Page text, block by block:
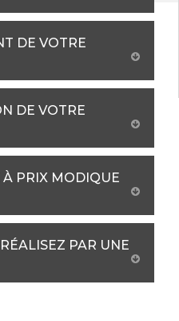
DE VOTRE
DE VOTRE
À PRIX MODIQUE
PAR UNE